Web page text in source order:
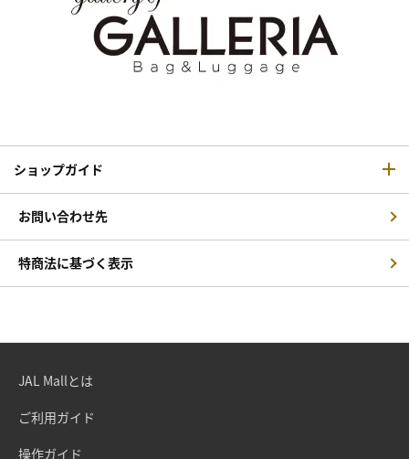
ショップガイド
お問い合わせ先
特商法に基づく表示
JAL Mallとは
ご利用ガイド
操作ガイド